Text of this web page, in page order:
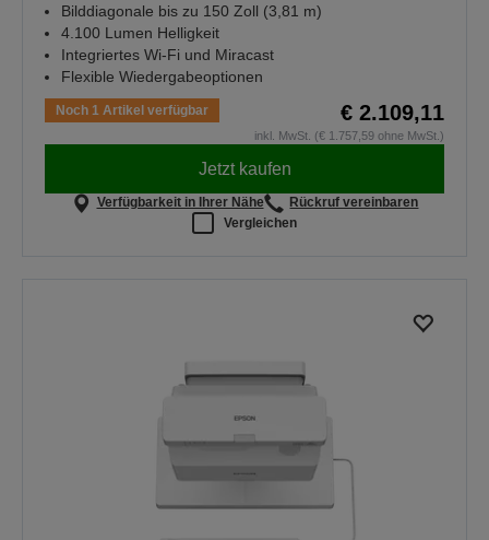
Bilddiagonale bis zu 150 Zoll (3,81 m)
4.100 Lumen Helligkeit
Integriertes Wi-Fi und Miracast
Flexible Wiedergabeoptionen
Noch 1 Artikel verfügbar € 2.109,11
inkl. MwSt. (€ 1.757,59 ohne MwSt.)
Jetzt kaufen
Verfügbarkeit in Ihrer Nähe
Rückruf vereinbaren
Vergleichen